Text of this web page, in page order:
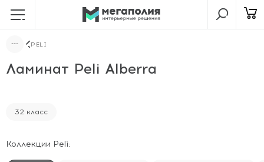
PELI
Ламинат Peli Alberra
32 класс
Коллекции Peli: